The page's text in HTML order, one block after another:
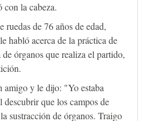
la cabeza.
ruedas de 76 años de edad,
habló acerca de la práctica de
órganos que realiza el partido,
amigo y le dijo: "Yo estaba
descubrir que los campos de
sustracción de órganos. Traigo